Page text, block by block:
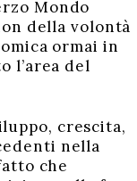
Mondo
della volontà
ormai in
l’area del
crescita,
nella
che